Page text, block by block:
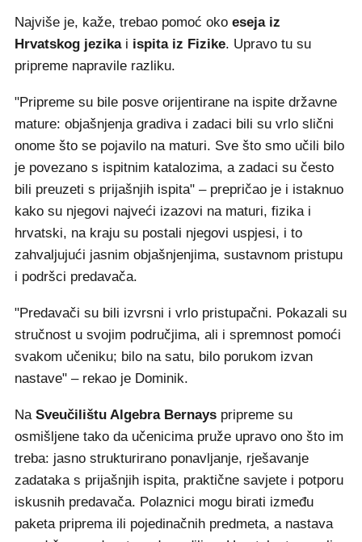
Najviše je, kaže, trebao pomoć oko eseja iz
Hrvatskog jezikai ispita iz Fizike. Upravo tu su
pripreme napravile razliku.
"Pripreme su bile posve orijentirane na ispite državne
mature: objašnjenja gradiva i zadaci bili su vrlo slični
onome što se pojavilo na maturi. Sve što smo učili bilo
je povezano s ispitnim katalozima, a zadaci su često
bili preuzeti s prijašnjih ispita" – prepričao je i istaknuo
kako su njegovi najveći izazovi na maturi, fizika i
hrvatski, na kraju su postali njegovi uspjesi, i to
zahvaljujući jasnim objašnjenjima, sustavnom pristupu
i podršci predavača.
"Predavači su bili izvrsni i vrlo pristupačni. Pokazali su
stručnost u svojim područjima, ali i spremnost pomoći
svakom učeniku; bilo na satu, bilo porukom izvan
nastave" – rekao je Dominik.
Na Sveučilištu Algebra Bernays pripreme su
osmišljene tako da učenicima pruže upravo ono što im
treba: jasno strukturirano ponavljanje, rješavanje
zadataka s prijašnjih ispita, praktične savjete i potporu
iskusnih predavača. Polaznici mogu birati između
paketa priprema ili pojedinačnih predmeta, a nastava